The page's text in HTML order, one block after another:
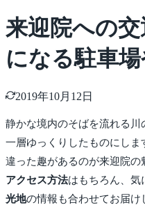
来迎院への
になる駐車
2019年10月12日
静かな境内のそばを流れる川
一層ゆっくりしたものにし
違った趣があるのが来迎院の
アクセス方法はもちろん、気
光地の情報も合わせてお届け